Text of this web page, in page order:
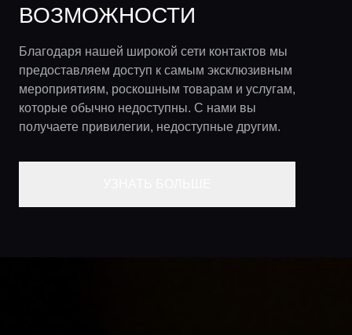
ВОЗМОЖНОСТИ
Благодаря нашей широкой сети контактов мы
предоставляем доступ к самым эксклюзивным
мероприятиям, роскошным товарам и услугам,
которые обычно недоступны. С нами вы
получаете привилегии, недоступные другим.